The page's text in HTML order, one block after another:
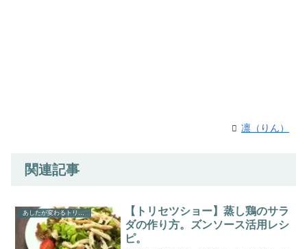
凛（りん）
関連記事
【トリセツショー】蒸し鶏のサラ
ダの作り方。ズンソース活用レシ
ピ。